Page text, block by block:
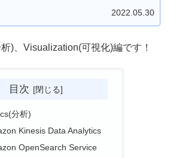
2022.05.30
)、Visualization(可視化)編です！
目次
分析)
Kinesis Data Analytics
OpenSearch Service